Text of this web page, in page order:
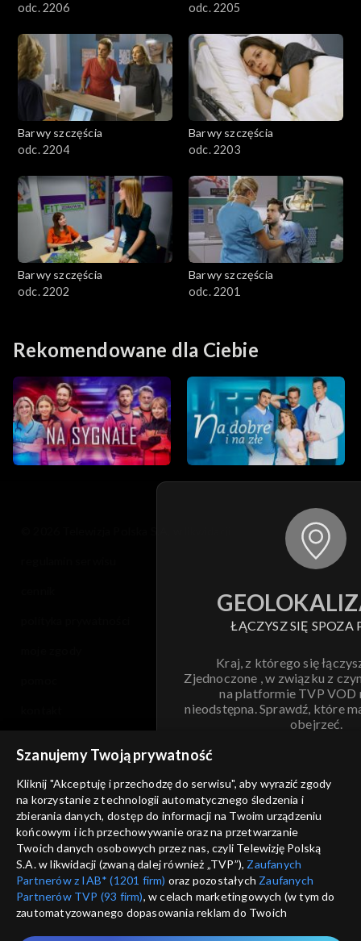
odc. 2206
odc. 2205
Barwy szczęścia
odc. 2204
Barwy szczęścia
odc. 2203
Barwy szczęścia
odc. 2202
Barwy szczęścia
odc. 2201
Rekomendowane dla Ciebie
ŁĄCZYSZ SIĘ SPOZA
Kraj, z którego się
Zjednoczone , w związku z
na platformie TVP VOD
nieodstępna. Sprawdź, które
obejrzeć.
ANULUJ
informacje o dostawcy usług
Szanujemy Twoją prywatność
Kliknij "Akceptuję i przechodzę do serwisu", aby wyrazić zgody
na korzystanie z technologii automatycznego śledzenia i
zbierania danych, dostęp do informacji na Twoim urządzeniu
końcowym i ich przechowywanie oraz na przetwarzanie
Twoich danych osobowych przez nas, czyli Telewizję Polską
S.A. w likwidacji (zwaną dalej również „TVP”), Zaufanych
Partnerów z IAB* (1201 firm) oraz pozostałych Zaufanych
Partnerów TVP (93 firm), w celach marketingowych (w tym do
zautomatyzowanego dopasowania reklam do Twoich